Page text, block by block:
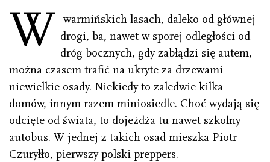
W
warmińskich lasach, daleko od głównej
drogi, ba, nawet w sporej odległości od
dróg bocznych, gdy zabłądzi się autem,
można czasem trafić na ukryte za drzewami
niewielkie osady. Niekiedy to zaledwie kilka
domów, innym razem miniosiedle. Choć wydają się
odcięte od świata, to dojeżdża tu nawet szkolny
autobus. W jednej z takich osad mieszka Piotr
Czuryłło, pierwszy polski preppers.